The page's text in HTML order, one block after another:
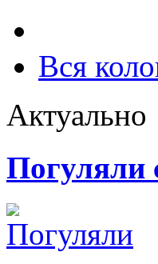
Вся
Актуально
Погуляли